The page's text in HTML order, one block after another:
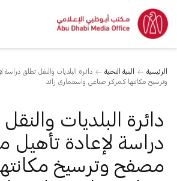
الرئيسية البنية التحتية
دائرة البلديات والنقل تطلق
وترسيخ مكانتها كمركز صناعي واستثماري رائد
دائرة البلديات
دراسة لإعادة تأهيل
مصفح وترسيخ